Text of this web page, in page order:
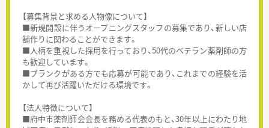
【募集背景と求める人物像について】
■新規開設に伴うオープニングスタッフの募集であり、新しい店
舗作りに関わることができます。
■人柄を重視した採用を行っており、50代のベテラン薬剤師の方
も歓迎しています。
■ブランクがある方でも応募が可能であり、これまでの経験を活
かして再び活躍いただける環境です。
【法人特徴について】
■府中市薬剤師会会長を務める代表のもと、30年以上にわたり地